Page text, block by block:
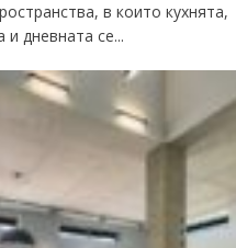
в които кухнята,
и дневната се...